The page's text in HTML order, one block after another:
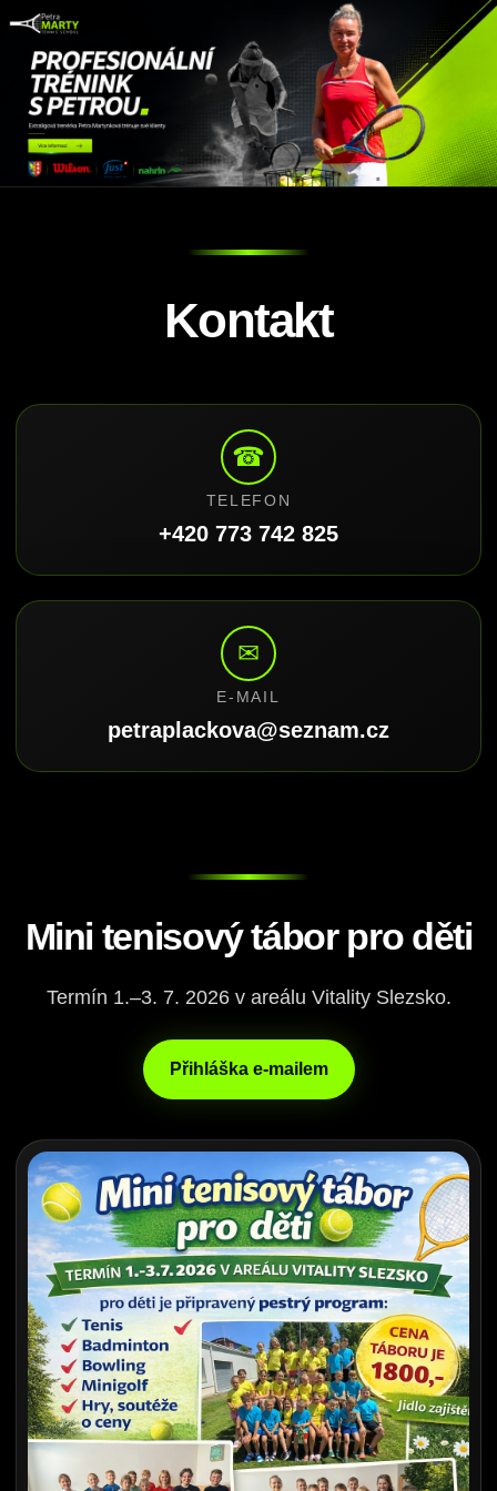
Kontakt
☎
TELEFON
+420 773 742 825
✉
E-MAIL
petraplackova@seznam.cz
Mini tenisový tábor pro děti
Termín 1.–3. 7. 2026 v areálu Vitality Slezsko.
Přihláška e-mailem